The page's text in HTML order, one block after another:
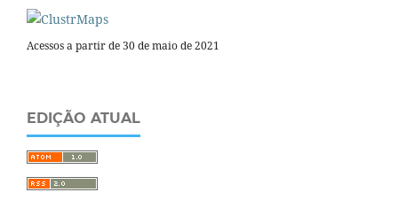
Acessos a partir de 30 de maio de 2021
EDIÇÃO ATUAL